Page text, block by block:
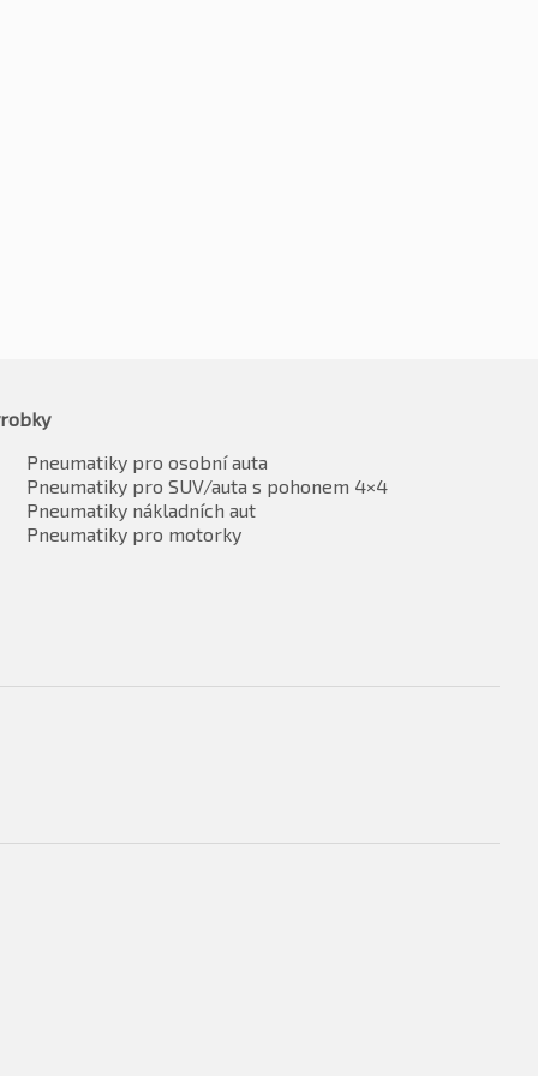
111T
Pneumatiky pro osobní auta
Pneumatiky pro SUV/auta s pohonem 4×4
Pneumatiky nákladních aut
Pneumatiky pro motorky